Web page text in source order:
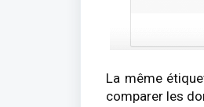
La même
comparer les